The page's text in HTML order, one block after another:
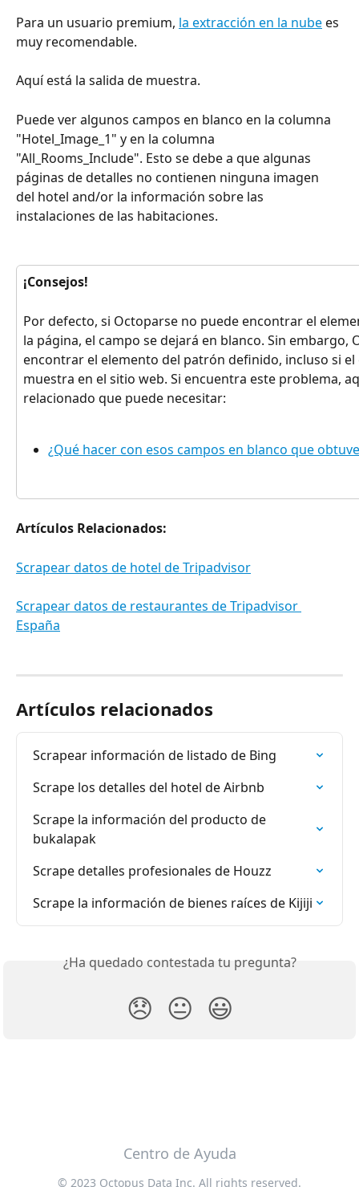
Para un usuario premium, la extracción en la nube es
muy recomendable.
Aquí está la salida de muestra.
Puede ver algunos campos en blanco en la columna
"Hotel_Image_1" y en la columna
"All_Rooms_Include". Esto se debe a que algunas
páginas de detalles no contienen ninguna imagen
del hotel and/or la información sobre las
instalaciones de las habitaciones.
¡Consejos!
Por defecto, si Octoparse no puede encontrar el
la página, el campo se dejará en blanco. Sin embargo,
encontrar el elemento del patrón definido, incluso si
muestra en el sitio web. Si encuentra este problema,
relacionado que puede necesitar:
¿Qué hacer con esos campos en blanco que
Artículos Relacionados:
Scrapear datos de hotel de Tripadvisor
Scrapear datos de restaurantes de Tripadvisor
España
Artículos relacionados
Scrapear información de listado de Bing
Scrape los detalles del hotel de Airbnb
Scrape la información del producto de
bukalapak
Scrape detalles profesionales de Houzz
Scrape la información de bienes raíces de Kijiji
¿Ha quedado contestada tu pregunta?
😞 😐 😃
Centro de Ayuda
© 2023 Octopus Data Inc. All rights reserved.